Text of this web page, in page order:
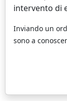
intervento di
Inviando un
sono a